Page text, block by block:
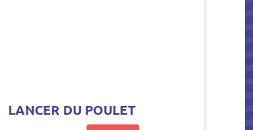
LANCER DU POULET